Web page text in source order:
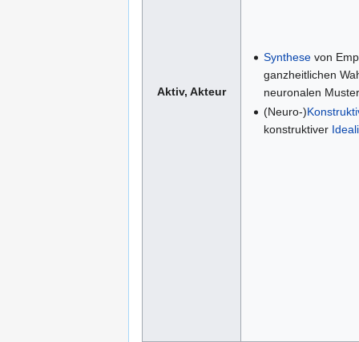
Aktiv, Akteur
Synthesevon
ganzheitlichen
neuronalen
(Neuro-)
konstruktiver